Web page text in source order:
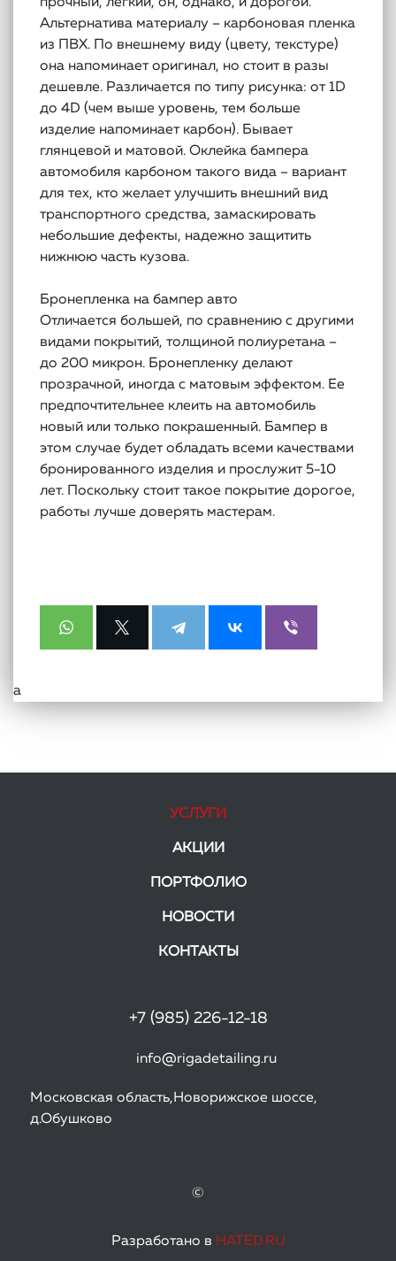
Альтернатива материалу – карбоновая пленка
из ПВХ. По внешнему виду (цвету, текстуре)
она напоминает оригинал, но стоит в разы
дешевле. Различается по типу рисунка: от 1D
до 4D (чем выше уровень, тем больше
изделие напоминает карбон). Бывает
глянцевой и матовой. Оклейка бампера
автомобиля карбоном такого вида – вариант
для тех, кто желает улучшить внешний вид
транспортного средства, замаскировать
небольшие дефекты, надежно защитить
нижнюю часть кузова.
Бронепленка на бампер авто
Отличается большей, по сравнению с другими
видами покрытий, толщиной полиуретана –
до 200 микрон. Бронепленку делают
прозрачной, иногда с матовым эффектом. Ее
предпочтительнее клеить на автомобиль
новый или только покрашенный. Бампер в
этом случае будет обладать всеми качествами
бронированного изделия и прослужит 5-10
лет. Поскольку стоит такое покрытие дорогое,
работы лучше доверять мастерам.
а
УСЛУГИ
АКЦИИ
ПОРТФОЛИО
НОВОСТИ
КОНТАКТЫ
+7 (985) 226-12-18
info@rigadetailing.ru
Московская область,Новорижское шоссе,
д.Обушково
©
Разработано в HATED.RU